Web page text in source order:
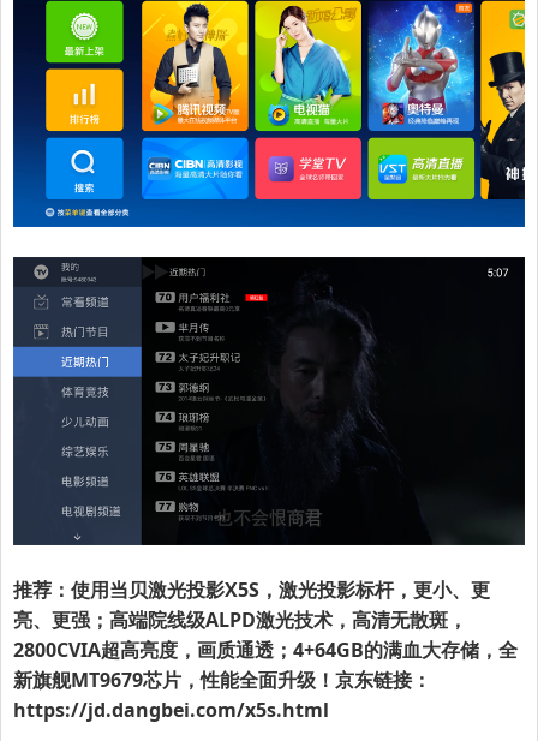
推荐：使用当贝激光投影X5S，激光投影标杆，更小、更
亮、更强；高端院线级ALPD激光技术，高清无散斑，
2800CVIA超高亮度，画质通透；4+64GB的满血大存储，全
新旗舰MT9679芯片，性能全面升级！京东链接：
https://jd.dangbei.com/x5s.html